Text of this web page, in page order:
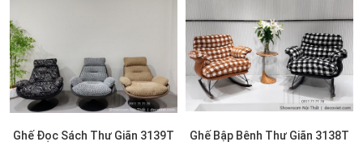
Ghế Đọc Sách Thư Giãn 3139T
Ghế Bập Bênh Thư Giãn 3138T